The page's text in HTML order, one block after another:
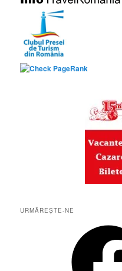
URMĂREȘTE-NE